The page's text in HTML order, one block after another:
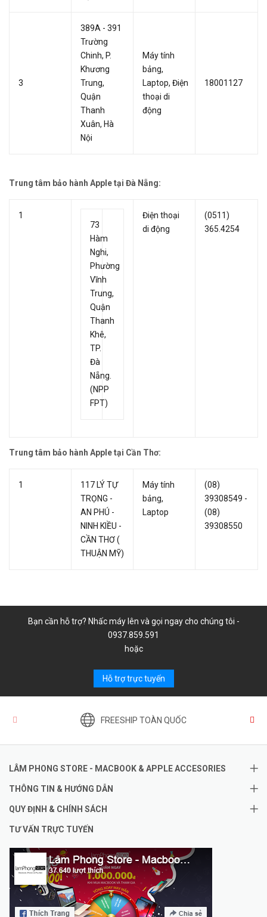
3
389A - 391
Trường
Chinh, P.
Khương
Trung,
Quận
Thanh
Xuân, Hà
Nội
Máy tính
bảng,
Laptop, Điện
thoại di
động
18001127
Trung tâm bảo hành Apple tại Đà Nẵng:
1
73
Hàm
Nghi,
Phường
Vĩnh
Trung,
Quận
Thanh
Khê,
TP.
Đà
Nẵng.
(NPP
FPT)
Điện thoại
di động
(0511)
365.4254
Trung tâm bảo hành Apple tại Cần Thơ:
1
117 LÝ TỰ
TRỌNG -
AN PHÚ -
NINH KIỀU -
CẦN THƠ (
THUẬN MỸ)
Máy tính
bảng,
Laptop
(08)
39308549 -
(08)
39308550
Bạn cần hỗ trợ? Nhấc máy lên và gọi ngay cho chúng tôi -
0937.859.591
hoặc
Hỗ trợ trực tuyến
FREESHIP TOÀN QUỐC
LÂM PHONG STORE - MACBOOK & APPLE ACCESORIES
THÔNG TIN & HƯỚNG DẪN
QUY ĐỊNH & CHÍNH SÁCH
TƯ VẤN TRỰC TUYẾN